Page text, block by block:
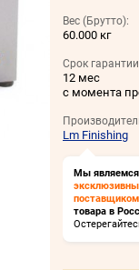
Вес (Брутто):
60.000 кг
Срок
12 мес
с момента
Lm Finishing
Мы являемся
поставщиком
товара в